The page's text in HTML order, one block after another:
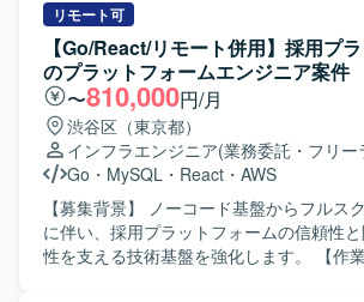
て、IMDSのメタデータバージョン設定変
利用の強制とその確認、影響調査、必要
ム修正、基盤設計書修正、IMDSv2への設
認、移行手順作成から本番リリースまでを
ます。 【求める人物像】 AWSおよびWindowsServerの設
計、構築、運用に関する実務経験を活かし
ウェアや基盤設定の変更に伴う影響範囲を
設計書や手順書の整備を粘り強く進めてい
めています。関係者と連携しながら、バ
設定変更を安全かつ計画的に推進してい
しいです。 【ポジションの魅力】 大手金融系プラットフォ
のIaC化を進めていただきます。また、セ
の対応や、本番環境上での安定運用およ
ていただきます。 【求める人物像】 リモート環境下でも、
ビジネス側や他エンジニアと柔軟かつ円滑
ションが取れる方を求めております。要求
の懸念や不足情報を非エンジニアから主体
し、自走して開発を進められる方が望まし
ス要求や荒い設計の中から要件を汲み取り
ロセスを描くことができる方を歓迎いたします。
ョンの魅力】 海外向け新規事業のアプリ
AWSおよびGCPを活用したモダンなイン
リモート可
【Go/React/リモート併用】採用プ
のプラットフォームエンジニア案件
〜810,000円/月
渋谷区（東京都）
インフラエンジニア(業務委託・フリー
Go ・ MySQL ・ React ・ AWS
【募集背景】 ノーコード基盤からフルス
に伴い、採用プラットフォームの信頼性
性を支える技術基盤を強化します。 【作業内容】 SLI/SLO